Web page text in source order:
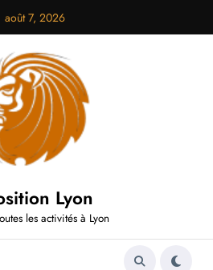
août 7, 2026
Lyon
les activités à Lyon